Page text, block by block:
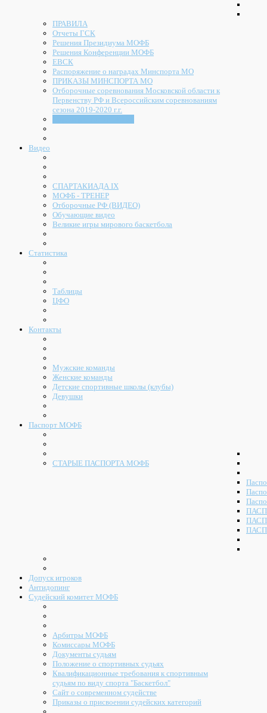
ПРАВИЛА
Отчеты ГСК
Решения Президиума МОФБ
Решения Конференции МОФБ
ЕВСК
Распоряжение о наградах Минспорта МО
ПРИКАЗЫ МИНСПОРТА МО
Отборочные соревнования Московской области к
Первенству РФ и Всероссийским соревнованиям
сезона 2019-2020 г.г.
Видео
СПАРТАКИАДА IX
МОФБ - ТРЕНЕР
Отборочные РФ (ВИДЕО)
Обучающие видео
Великие игры мирового баскетбола
Статистика
Таблицы
ЦФО
Контакты
Мужские команды
Женские команды
Детские спортивные школы (клубы)
Девушки
Паспорт МОФБ
СТАРЫЕ ПАСПОРТА МОФБ
Допуск игроков
Антидопинг
Судейский комитет МОФБ
Арбитры МОФБ
Комиссары МОФБ
Документы судьям
Положение о спортивных судьях
Квалификационные требования к спортивным
судьям по виду спорта "Баскетбол"
Сайт о современном судействе
Приказы о присвоении судейских категорий